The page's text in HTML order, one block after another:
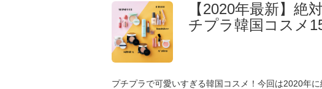
【2020年最新】
チプラ韓国コスメ
プチプラで可愛いすぎる韓国コスメ！今回は2020年